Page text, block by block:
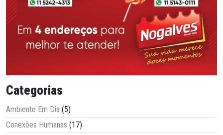
Categorias
Ambiente Em Dia (5)
Conexões Humanas (17)